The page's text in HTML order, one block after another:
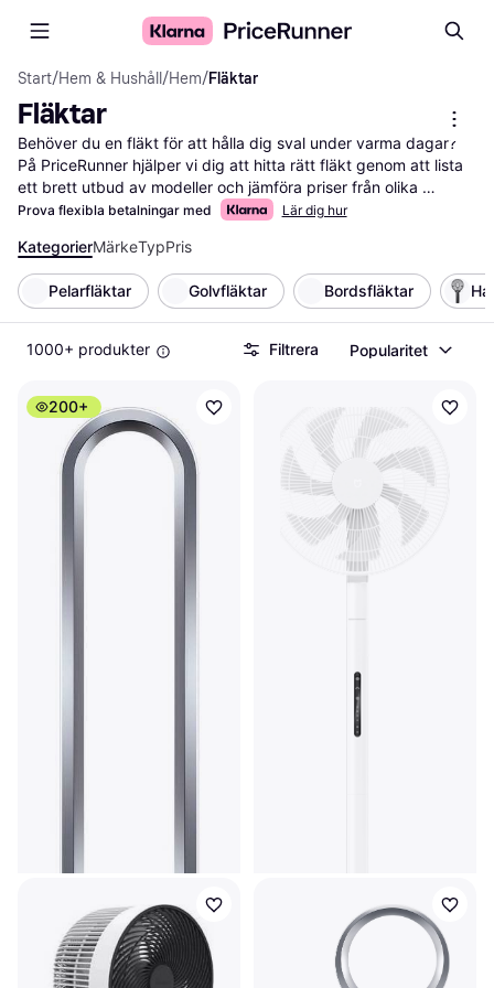
Start/Hem & Hushåll /Hem/Fläktar
Fläktar
Behöver du en fläkt för att hålla dig sval under varma dagar?
På PriceRunner hjälper vi dig att hitta rätt fläkt genom att lista
ett brett utbud av modeller och jämföra priser från olika
återförsäljare. Med våra praktiska filter kan du enkelt sortera
Det gör det lättare för dig att välja den fläkt som bäst matchar
dina behov och din budget. Du kan också läsa
användarrecensioner för att få en uppfattning om hur andra
upplever produkten. Vi ser till att du får den mest pålitliga
informationen och de bästa erbjudandena. Börja här för att
hitta din nästa fläkt och upplev skillnaden i komfort och svalka.
Prova flexibla betalningar med Lär dig hur
KategorierMärkeTypPris
Pelarfläktar Golvfläktar Bordsfläktar
1000+ produkter Filtrera Popularitet
200+